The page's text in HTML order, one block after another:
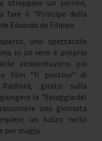
strappare un sorriso,
fare il "Principe della
Eduardo de Filippo.
uno spettacolo
in un vero e proprio
ambientazioni più
film “Il postino” di
girato sulla
la "Spiaggia del
una giornata
un balzo nello
per magia.